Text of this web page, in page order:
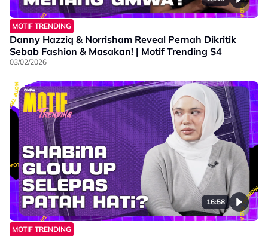
MOTIF TRENDING
Danny Hazziq & Norrisham Reveal Pernah Dikritik
Sebab Fashion & Masakan! | Motif Trending S4
03/02/2026
16:58
MOTIF TRENDING